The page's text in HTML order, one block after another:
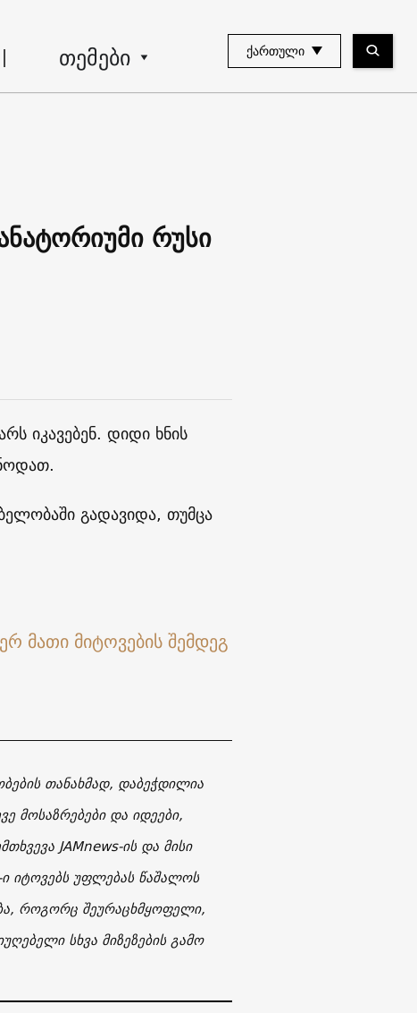
თემები ᲥᲐᲠᲗᲣᲚᲘ
რუსი
იკავებენ. დიდი ხნის
გადავიდა, თუმცა
თანახმად, დაბეჭდილია
მოსაზრებები და იდეები,
JAMnews-ის და მისი
იტოვებს უფლებას წაშალოს
როგორც შეურაცხმყოფელი,
სხვა მიზეზების გამო